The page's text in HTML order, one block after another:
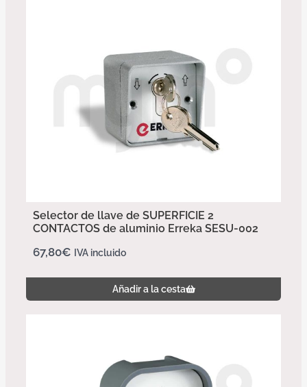
Selector de llave de SUPERFICIE 2
CONTACTOS de aluminio Erreka SESU-002
67,80€ IVA incluido
Añadir a la cesta